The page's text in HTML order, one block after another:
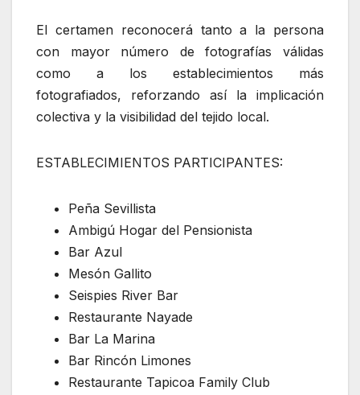
El certamen reconocerá tanto a la persona
con mayor número de fotografías válidas
como a los establecimientos más
fotografiados, reforzando así la implicación
colectiva y la visibilidad del tejido local.
ESTABLECIMIENTOS PARTICIPANTES:
Peña Sevillista
Ambigú Hogar del Pensionista
Bar Azul
Mesón Gallito
Seispies River Bar
Restaurante Nayade
Bar La Marina
Bar Rincón Limones
Restaurante Tapicoa Family Club